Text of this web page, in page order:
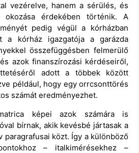
vezérelve, hanem a sérülés, és
okozása érdekében történik. A
pedig végül a kórházban
a kórház igazgatója a garázda
összefüggésben felmerülő
azok finanszírozási kérdéseiről,
adott a többek között
például, hogy egy orrcsonttörés
számát eredményezhet.
képei azok számára is
bírnak, akik kevésbé jártasak a
paragrafusai közt. Így a különböző
– italkimérésekhez –